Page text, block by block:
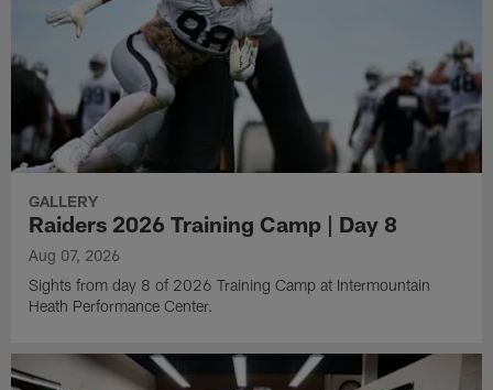
GALLERY
Raiders 2026 Training Camp | Day 8
Aug 07, 2026
Sights from day 8 of 2026 Training Camp at Intermountain
Heath Performance Center.